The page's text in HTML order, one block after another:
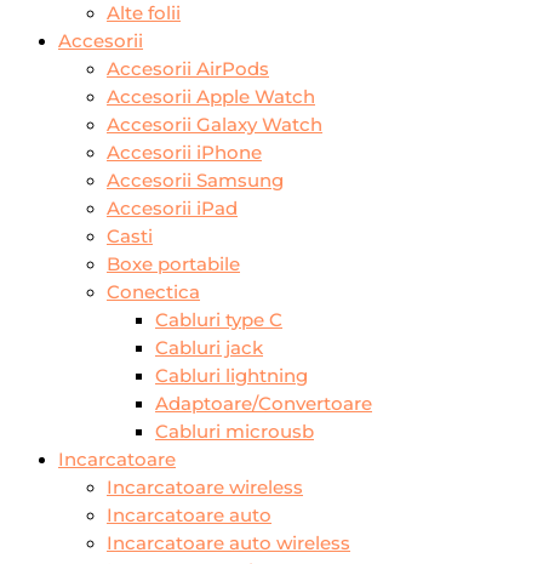
Alte folii
Accesorii
Accesorii AirPods
Accesorii Apple Watch
Accesorii Galaxy Watch
Accesorii iPhone
Accesorii Samsung
Accesorii iPad
Casti
Boxe portabile
Conectica
Cabluri type C
Cabluri jack
Cabluri lightning
Adaptoare/Convertoare
Cabluri microusb
Incarcatoare
Incarcatoare wireless
Incarcatoare auto
Incarcatoare auto wireless